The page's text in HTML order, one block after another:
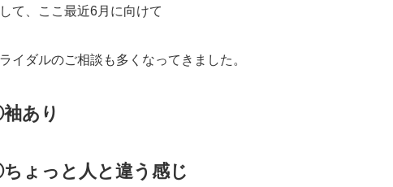
て、ここ最近6月に向けて
イダルのご相談も多くなってきました。
あり
ょっと人と違う感じ